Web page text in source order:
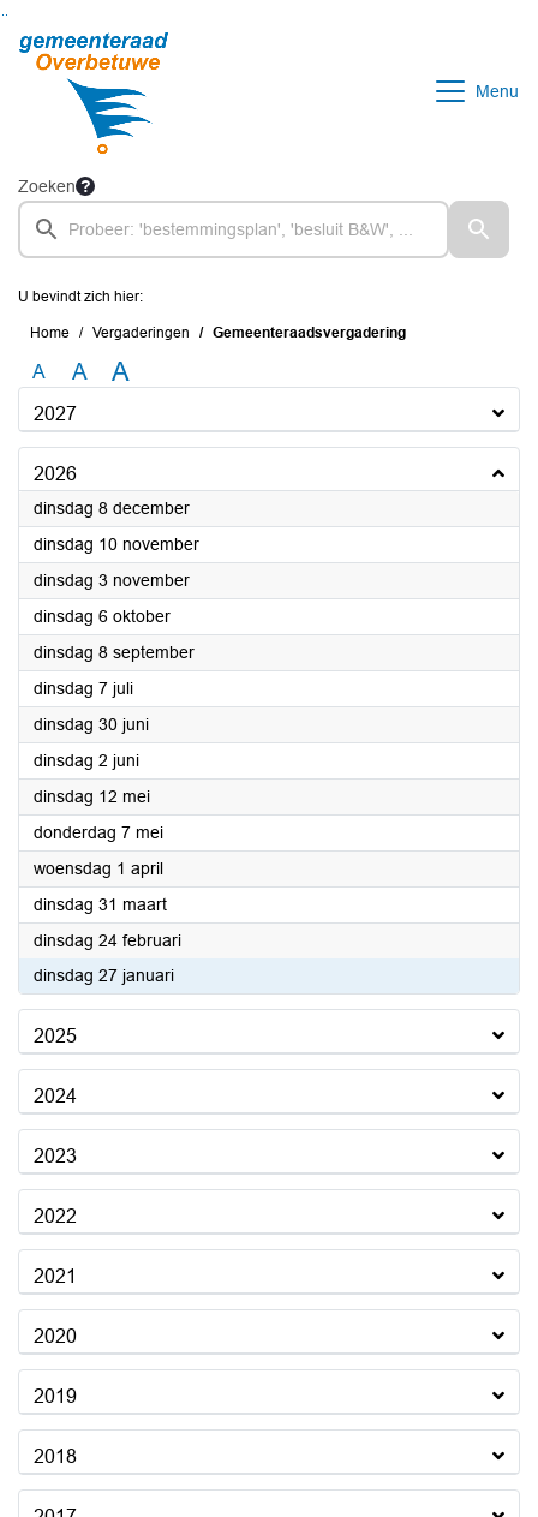
Menu
Zoeken
U bevindt zich hier:
Home Vergaderingen Gemeenteraadsvergadering
A A A
2027
2026
dinsdag 8 december2026
dinsdag 10 november2026
dinsdag 3 november2026
dinsdag 6 oktober2026
dinsdag 8 september2026
dinsdag 7 juli2026
dinsdag 30 juni2026
dinsdag 2 juni2026
dinsdag 12 mei2026
donderdag 7 mei2026
woensdag 1 april2026
dinsdag 31 maart2026
dinsdag 24 februari2026
dinsdag 27 januari2026
2025
2024
2023
2022
2021
2020
2019
2018